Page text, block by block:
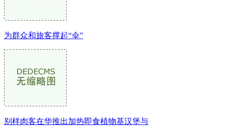
为群众和旅客撑起“伞”
别样肉客在华推出加热即食植物基汉堡与